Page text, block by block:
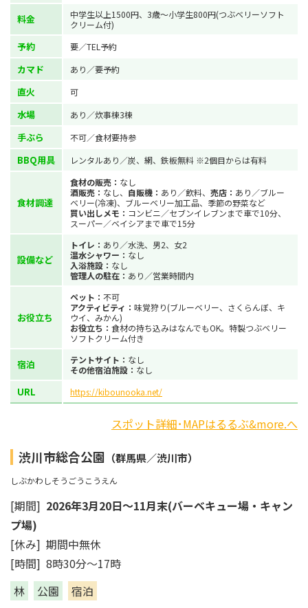
料金
中学生以上1500円、3歳～小学生800円(つぶベリーソフト
クリーム付)
予約 要／TEL予約
カマド あり／要予約
直火 可
水場 あり／炊事棟3棟
手ぶら 不可／食材要持参
BBQ用具 レンタルあり／炭、網、鉄板無料 ※2個目からは有料
食材調達
食材の販売： なし
酒販売： なし、 自販機： あり／飲料、 売店： あり／ブルー
ベリー(冷凍)、ブルーベリー加工品、季節の野菜など
買い出しメモ： コンビニ／セブンイレブンまで車で10分、
スーパー／ベイシアまで車で15分
設備など
トイレ： あり／水洗、男2、女2
温水シャワー： なし
入浴施設： なし
管理人の駐在： あり／営業時間内
お役立ち
ペット： 不可
アクティビティ： 味覚狩り(ブルーベリー、さくらんぼ、キ
ウイ、みかん)
お役立ち： 食材の持ち込みはなんでもOK。特製つぶベリー
ソフトクリーム付き
宿泊 テントサイト： なし
その他宿泊施設： なし
URL https://kibounooka.net/
スポット詳細･MAPはるるぶ&more.へ
渋川市総合公園 （群馬県／渋川市）
しぶかわしそうごうこうえん
[期間] 2026年3月20日～11月末(バーベキュー場・キャン
プ場)
[休み] 期間中無休
[時間] 8時30分～17時
林
公園 宿泊